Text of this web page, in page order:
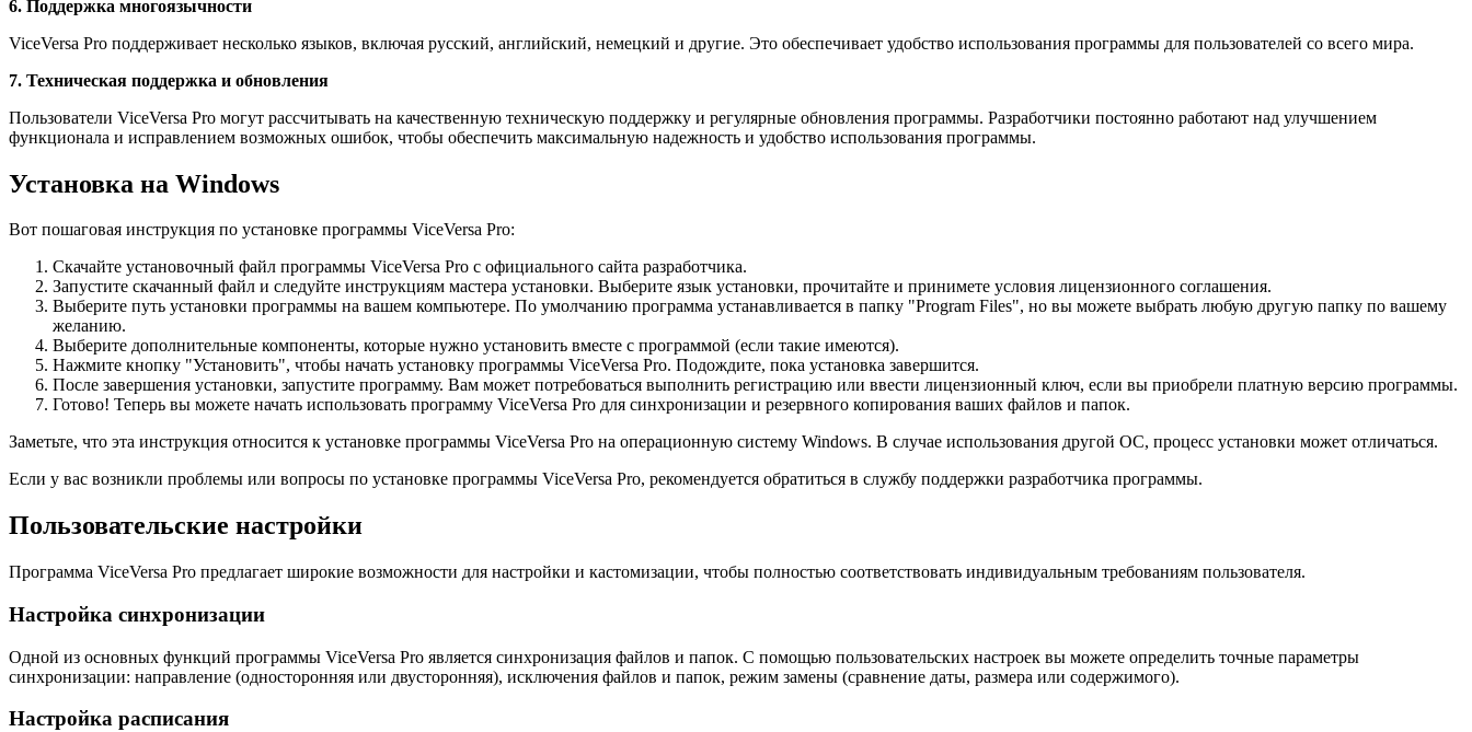
6. Поддержка многоязычности
ViceVersa Pro поддерживает несколько языков, включая русский, английский, немецкий и другие. Это обеспечивает удобство использования программы для пользователей со всего мира.
7. Техническая поддержка и обновления
Пользователи ViceVersa Pro могут рассчитывать на качественную техническую поддержку и регулярные обновления программы. Разработчики постоянно работают над улучшением
функционала и исправлением возможных ошибок, чтобы обеспечить максимальную надежность и удобство использования программы.
Установка на Windows
Вот пошаговая инструкция по установке программы ViceVersa Pro:
Скачайте установочный файл программы ViceVersa Pro с официального сайта разработчика.
Запустите скачанный файл и следуйте инструкциям мастера установки. Выберите язык установки, прочитайте и принимете условия лицензионного соглашения.
Выберите путь установки программы на вашем компьютере. По умолчанию программа устанавливается в папку "Program Files", но вы можете выбрать любую другую папку по вашему
желанию.
Выберите дополнительные компоненты, которые нужно установить вместе с программой (если такие имеются).
Нажмите кнопку "Установить", чтобы начать установку программы ViceVersa Pro. Подождите, пока установка завершится.
После завершения установки, запустите программу. Вам может потребоваться выполнить регистрацию или ввести лицензионный ключ, если вы приобрели платную версию программы.
Готово! Теперь вы можете начать использовать программу ViceVersa Pro для синхронизации и резервного копирования ваших файлов и папок.
Заметьте, что эта инструкция относится к установке программы ViceVersa Pro на операционную систему Windows. В случае использования другой ОС, процесс установки может отличаться.
Если у вас возникли проблемы или вопросы по установке программы ViceVersa Pro, рекомендуется обратиться в службу поддержки разработчика программы.
Пользовательские настройки
Программа ViceVersa Pro предлагает широкие возможности для настройки и кастомизации, чтобы полностью соответствовать индивидуальным требованиям пользователя.
Настройка синхронизации
Одной из основных функций программы ViceVersa Pro является синхронизация файлов и папок. С помощью пользовательских настроек вы можете определить точные параметры
синхронизации: направление (односторонняя или двусторонняя), исключения файлов и папок, режим замены (сравнение даты, размера или содержимого).
Настройка расписания